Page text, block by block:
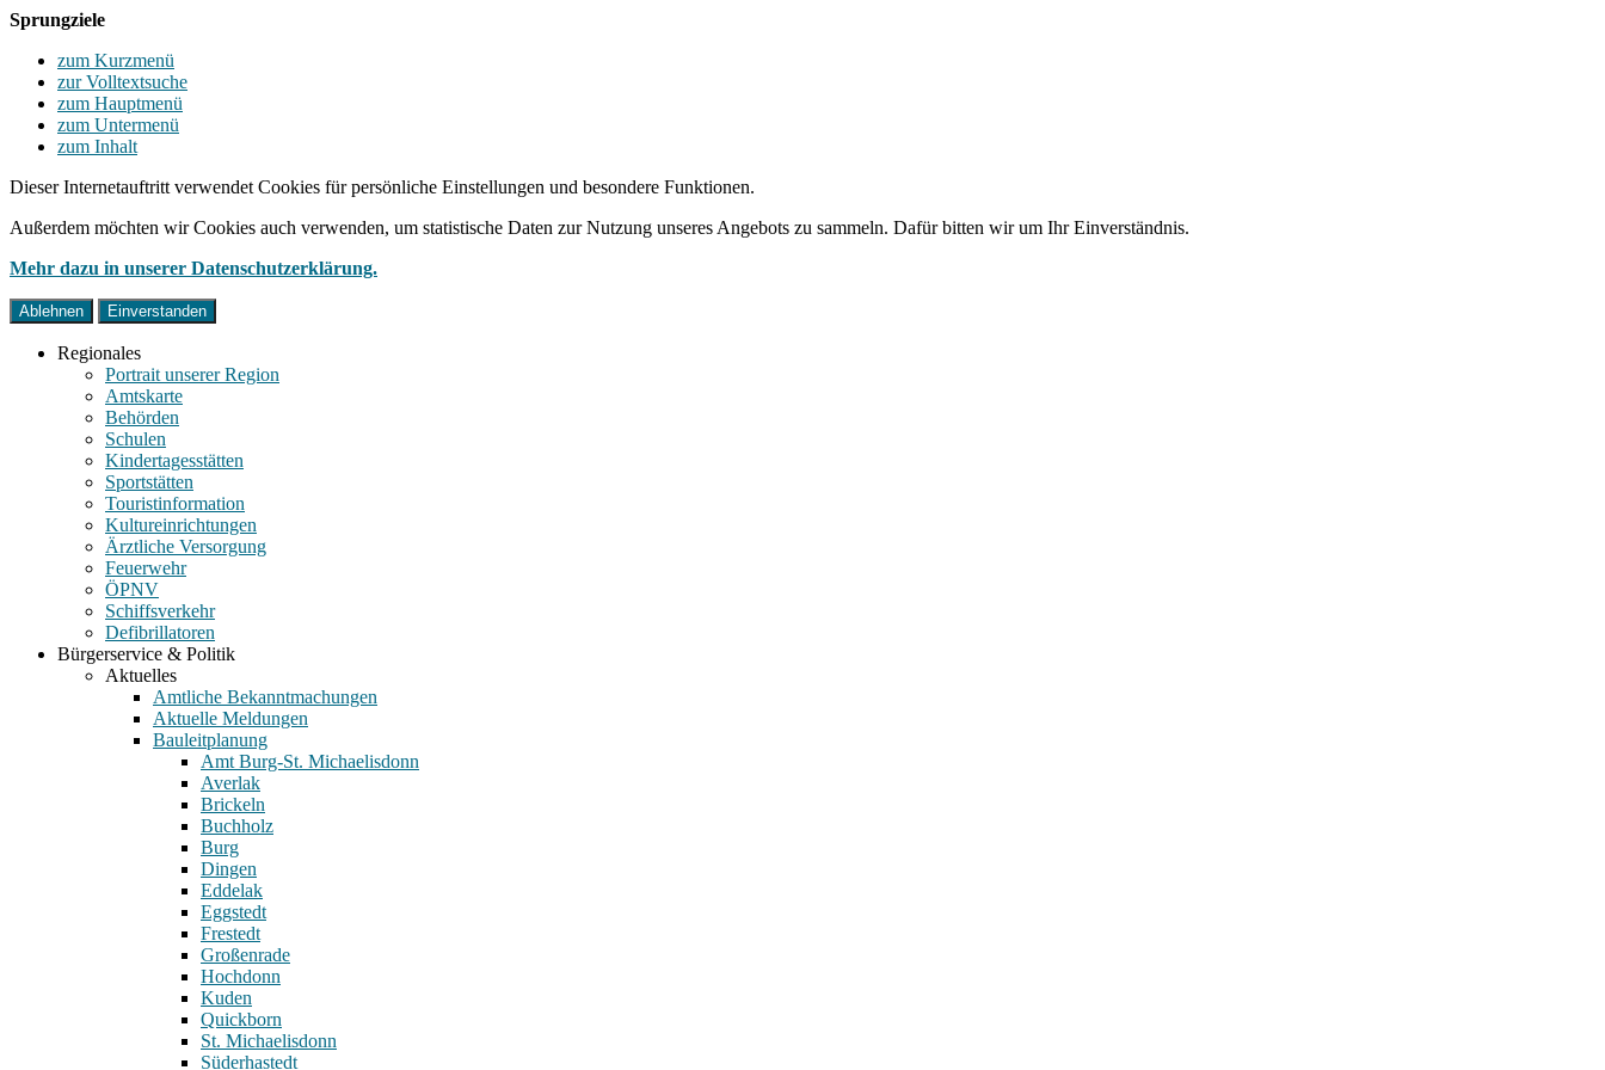
Sprungziele
zum Kurzmenü
zur Volltextsuche
zum Hauptmenü
zum Untermenü
zum Inhalt
Dieser Internetauftritt verwendet Cookies für persönliche Einstellungen und besondere Funktionen.
Außerdem möchten wir Cookies auch verwenden, um statistische Daten zur Nutzung unseres Angebots zu sammeln. Dafür bitten wir um Ihr Einverständnis.
Mehr dazu in unserer Datenschutzerklärung.
Ablehnen Einverstanden
Regionales
Portrait unserer Region
Amtskarte
Behörden
Schulen
Kindertagesstätten
Sportstätten
Touristinformation
Kultureinrichtungen
Ärztliche Versorgung
Feuerwehr
ÖPNV
Schiffsverkehr
Defibrillatoren
Bürgerservice & Politik
Aktuelles
Amtliche Bekanntmachungen
Aktuelle Meldungen
Bauleitplanung
Amt Burg-St. Michaelisdonn
Averlak
Brickeln
Buchholz
Burg
Dingen
Eddelak
Eggstedt
Frestedt
Großenrade
Hochdonn
Kuden
Quickborn
St. Michaelisdonn
Süderhastedt